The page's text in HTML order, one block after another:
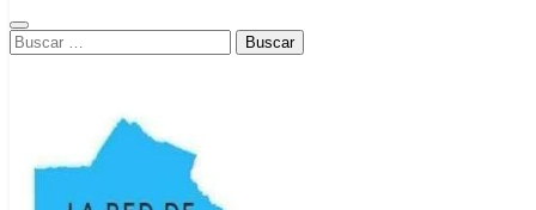
Buscar: